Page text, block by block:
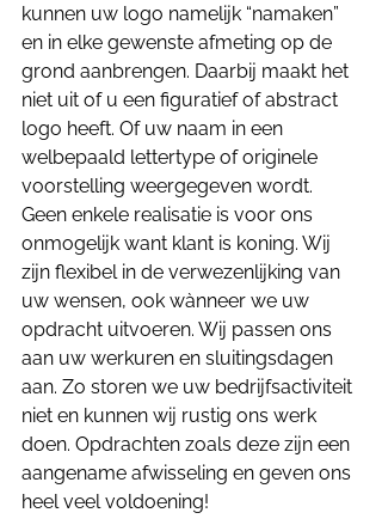
kunnen uw logo namelijk “namaken”
en in elke gewenste afmeting op de
grond aanbrengen. Daarbij maakt het
niet uit of u een figuratief of abstract
logo heeft. Of uw naam in een
welbepaald lettertype of originele
voorstelling weergegeven wordt.
Geen enkele realisatie is voor ons
onmogelijk want klant is koning. Wij
zijn flexibel in de verwezenlijking van
uw wensen, ook wànneer we uw
opdracht uitvoeren. Wij passen ons
aan uw werkuren en sluitingsdagen
aan. Zo storen we uw bedrijfsactiviteit
niet en kunnen wij rustig ons werk
doen. Opdrachten zoals deze zijn een
aangename afwisseling en geven ons
heel veel voldoening!